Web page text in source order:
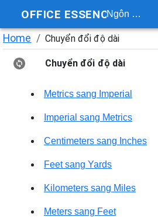
OFFICE ESSENCE Ngôn ngữ
Home / Chuyển đổi độ dài
Chuyển đổi độ dài
Metrics sang Imperial
Imperial sang Metrics
Centimeters sang Inches
Feet sang Yards
Kilometers sang Miles
Meters sang Feet